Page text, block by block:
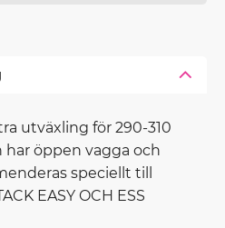
utväxling för 290-310
öppen vagga och
speciellt till
EASY OCH ESS